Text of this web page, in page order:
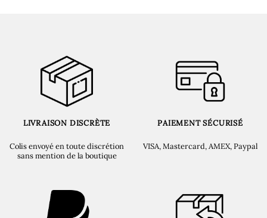
LIVRAISON DISCRÈTE
Colis envoyé en toute discrétion
sans mention de la boutique
PAIEMENT SÉCURISÉ
VISA, Mastercard, AMEX, Paypal